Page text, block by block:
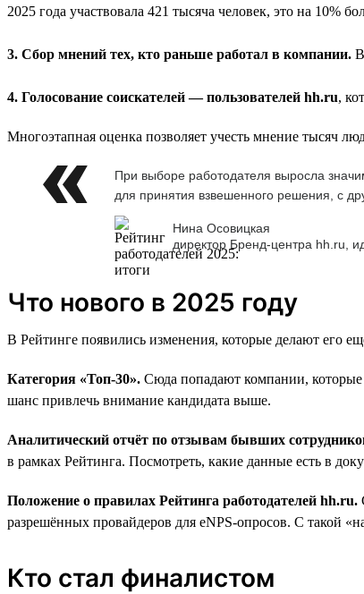
2025 года участвовала 421 тысяча человек, это на 10%
3. Сбор мнений тех, кто раньше работал в компании.
4. Голосование соискателей — пользователей hh.ru,
Многоэтапная оценка позволяет учесть мнение тысяч
При выборе работодателя выросла
для принятия взвешенного решения, с
Нина Осовицкая
директор Бренд-центра hh.ru,
Что нового в 2025 году
В Рейтинге появились изменения, которые делают его
Категория «Топ-30». Сюда попадают компании, которые
шанс привлечь внимание кандидата выше.
Аналитический отчёт по отзывам бывших
в рамках Рейтинга. Посмотреть, какие данные есть в
Положение о правилах Рейтинга работодателей hh.ru.
разрешённых провайдеров для eNPS-опросов. С такой
Кто стал финалистом